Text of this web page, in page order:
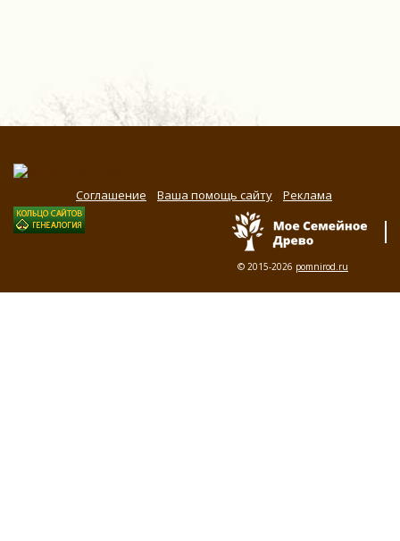
Соглашение Ваша помощь сайту Реклама
© 2015-2026 pomnirod.ru